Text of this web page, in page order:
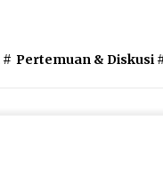
# Pertemuan & Diskusi